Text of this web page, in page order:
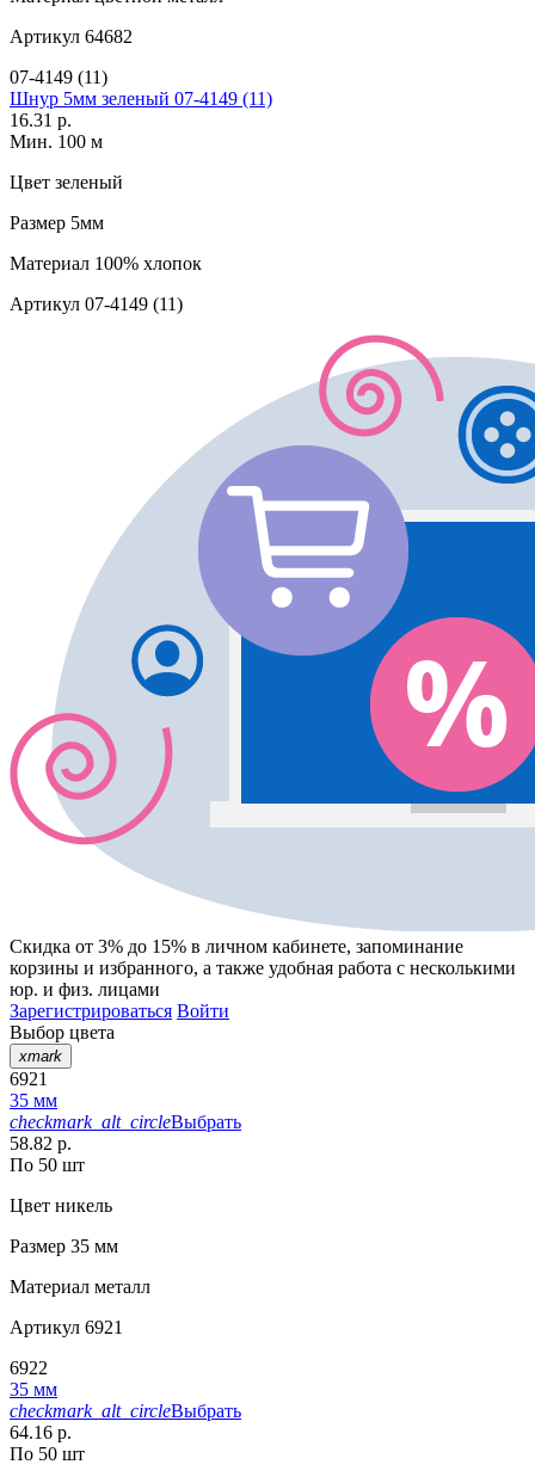
Артикул 64682
07-4149 (11)
Шнур 5мм зеленый 07-4149 (11)
16.31 р.
Мин. 100 м
Цвет зеленый
Размер 5мм
Материал 100% хлопок
Артикул 07-4149 (11)
Скидка от 3% до 15% в личном кабинете, запоминание
корзины и избранного, а также удобная работа с несколькими
юр. и физ. лицами
Зарегистрироваться Войти
Выбор цвета
xmark
6921
35 мм
checkmark_alt_circleВыбрать
58.82 р.
По 50 шт
Цвет никель
Размер 35 мм
Материал металл
Артикул 6921
6922
35 мм
checkmark_alt_circleВыбрать
64.16 р.
По 50 шт